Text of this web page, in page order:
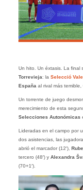
Un hito. Un éxtasis. La final
Torrevieja: la Selecció
España al rival más temible,
Un torrente de juego
merecimiento de esta
Selecciones Autonómicas
Lideradas en el campo por
dos asistencias, las
abrió el marcador (12′),
tercero (48′) y Alexandra
(70+1′).